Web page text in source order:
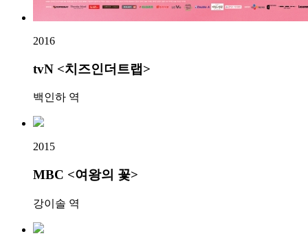
2016
tvN <치즈인더트랩>
백인하 역
2015
MBC <여왕의 꽃>
강이솔 역